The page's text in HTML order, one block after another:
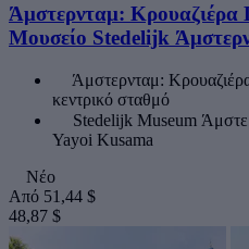
Άμστερνταμ: Κρουαζιέρα
Μουσείο Stedelijk
Άμστερνταμ:
κεντρικό σταθμό
Stedelijk Museum
Yayoi Kusama
Νέο
Από 51,44 $
48,87 $